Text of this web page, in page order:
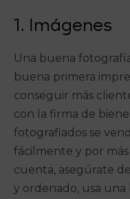
1. Imágenes
Una buena
buena primera
conseguir más
con la firma de
fotografiados se
fácilmente y por
cuenta, asegúrate
y ordenado, usa una